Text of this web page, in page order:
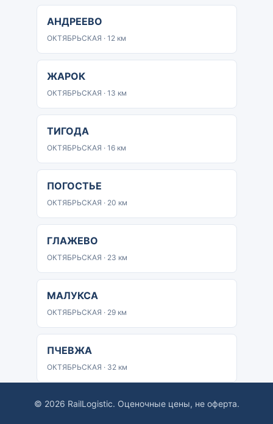
АНДРЕЕВО
ОКТЯБРЬСКАЯ · 12 км
ЖАРОК
ОКТЯБРЬСКАЯ · 13 км
ТИГОДА
ОКТЯБРЬСКАЯ · 16 км
ПОГОСТЬЕ
ОКТЯБРЬСКАЯ · 20 км
ГЛАЖЕВО
ОКТЯБРЬСКАЯ · 23 км
МАЛУКСА
ОКТЯБРЬСКАЯ · 29 км
ПЧЕВЖА
ОКТЯБРЬСКАЯ · 32 км
© 2026 RailLogistic. Оценочные цены, не оферта.